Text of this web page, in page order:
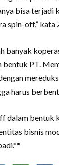
bisa terjadi
spin-off,” kata
banyak
PT.
harus
dalam
bisnis